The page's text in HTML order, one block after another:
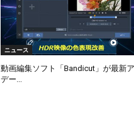
ニュース
動画編集ソフト「Bandicut」が最新
デー...